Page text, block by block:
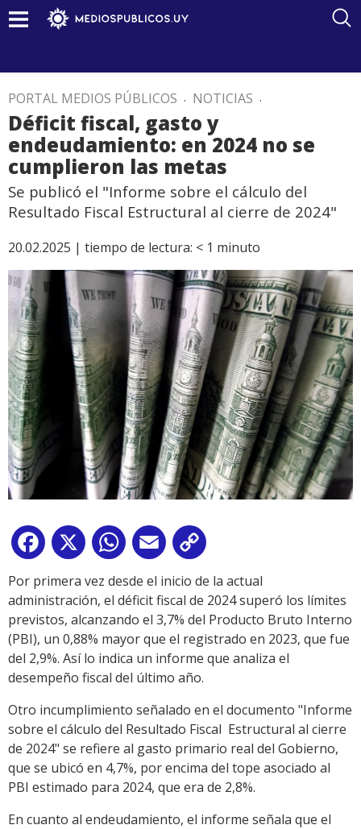
PORTAL MEDIOS PÚBLICOS . NOTICIAS .
Déficit fiscal, gasto y
endeudamiento: en 2024 no se
cumplieron las metas
Se publicó el "Informe sobre el cálculo del
Resultado Fiscal Estructural al cierre de 2024"
20.02.2025 | tiempo de lectura: < 1 minuto
Facebook
X WhatsApp
Email
Link
Por primera vez desde el inicio de la actual
administración, el déficit fiscal de 2024 superó los límites
previstos, alcanzando el 3,7% del Producto Bruto Interno
(PBI), un 0,88% mayor que el registrado en 2023, que fue
del 2,9%. Así lo indica un informe que analiza el
desempeño fiscal del último año.
Otro incumplimiento señalado en el documento "Informe
sobre el cálculo del Resultado Fiscal Estructural al cierre
de 2024" se refiere al gasto primario real del Gobierno,
que se ubicó en 4,7%, por encima del tope asociado al
PBI estimado para 2024, que era de 2,8%.
En cuanto al endeudamiento, el informe señala que el